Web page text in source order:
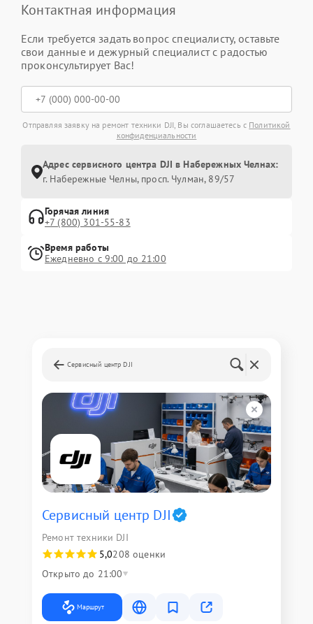
Контактная информация
Если требуется задать вопрос специалисту, оставьте
свои данные и дежурный специалист с радостью
проконсультирует Вас!
Отправляя заявку на ремонт техники DJI, Вы соглашаетесь с Политикой
конфиденциальности
Адрес сервисного центра DJI в Набережных Челнах:
г. Набережные Челны, просп. Чулман, 89/57
Горячая линия
+7 (800) 301-55-83
Время работы
Ежедневно с 9:00 до 21:00
Сервисный центр DJI
Сервисный центр DJI
Ремонт техники DJI
5,0208 оценки
Открыто до 21:00
Маршрут